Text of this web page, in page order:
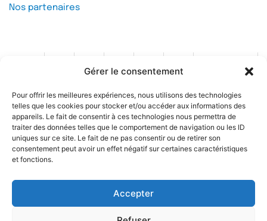
Gérer le consentement
Pour offrir les meilleures expériences, nous utilisons des technologies
telles que les cookies pour stocker et/ou accéder aux informations des
appareils. Le fait de consentir à ces technologies nous permettra de
traiter des données telles que le comportement de navigation ou les ID
uniques sur ce site. Le fait de ne pas consentir ou de retirer son
consentement peut avoir un effet négatif sur certaines caractéristiques
et fonctions.
Accepter
Nos partenaires
Soutenez l'IREF
une réalisation SCENE 64